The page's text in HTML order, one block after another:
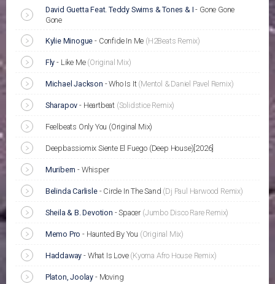
David Guetta Feat. Teddy Swims & Tones & I - Gone Gone
Gone
Kylie Minogue - Confide In Me (H2Beats Remix)
Fly - Like Me (Original Mix)
Michael Jackson -Who Is It (Mentol & Daniel Pavel Remix)
Sharapov - Heartbeat (Solidstice Remix)
Feelbeats Only You (Original Mix)
Deepbassiomix Siente El Fuego (Deep House)[2026]
Muribern - Whisper
Belinda Carlisle- Circle In The Sand (Dj Paul Harwood Remix)
Sheila & B. Devotion -Spacer (Jumbo Disco Rare Remix)
Memo Pro - Haunted By You (Original Mix)
Haddaway - What Is Love (Kyoma Afro House Remix)
Platon, Joolay - Moving